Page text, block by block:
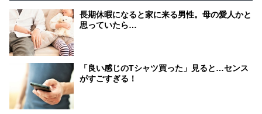
長期休暇になると家に来る男性。母の愛人かと
思っていたら…
「良い感じのTシャツ買った」見ると…センス
がすごすぎる！